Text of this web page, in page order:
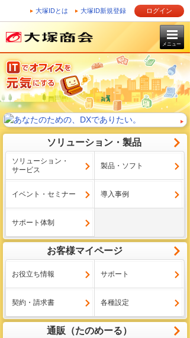
大塚IDとは 大塚ID新規登録 ログイン
メニュー
ソリューション・製品
ソリューション・
サービス
製品・ソフト
イベント・セミナー 導入事例
サポート体制
お客様マイページ
お役立ち情報 サポート
契約・請求書 各種設定
通販（たのめーる）